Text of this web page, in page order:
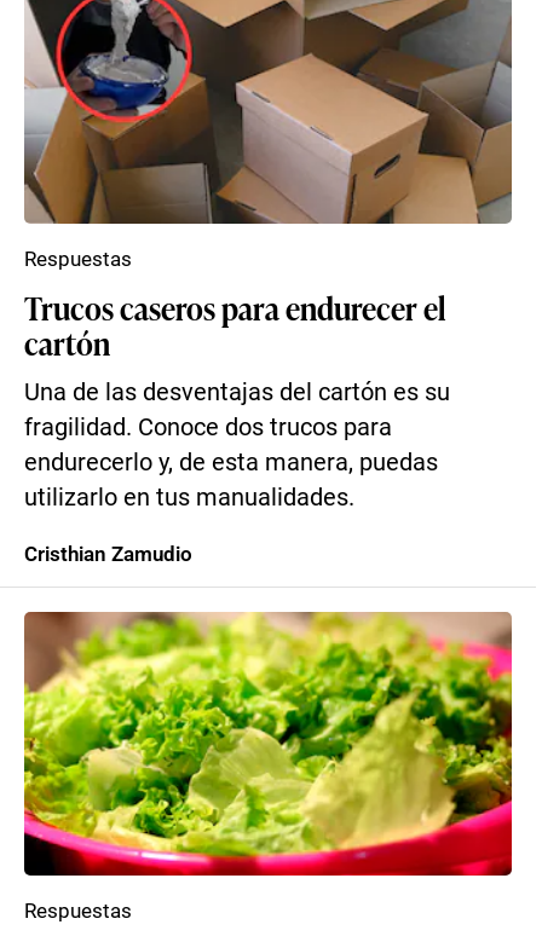
Trucos caseros para endurecer el
cartón
Una de las desventajas del cartón es su
fragilidad. Conoce dos trucos para
endurecerlo y, de esta manera, puedas
utilizarlo en tus manualidades.
Respuestas
Cristhian Zamudio
Respuestas